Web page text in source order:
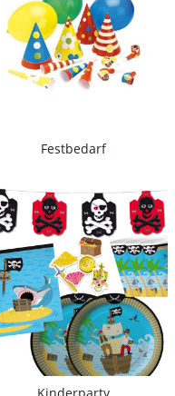
Festbedarf